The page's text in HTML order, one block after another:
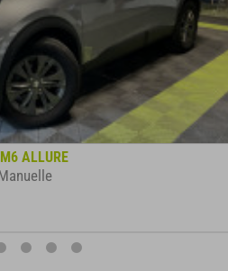
ALLURE